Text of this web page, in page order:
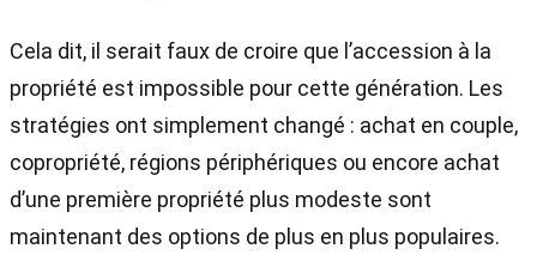
Cela dit, il serait faux de croire que l’accession à la
propriété est impossible pour cette génération. Les
stratégies ont simplement changé : achat en couple,
copropriété, régions périphériques ou encore achat
d’une première propriété plus modeste sont
maintenant des options de plus en plus populaires.